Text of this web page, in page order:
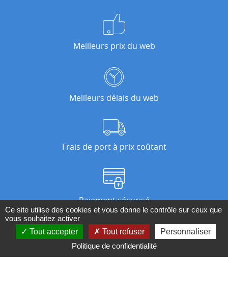
Meilleurs prix du web
Meilleurs délais du web
Frais de port à prix coûtant
Paiement sécurisé
Nos magasins
Ce site utilise des cookies et vous donne le contrôle sur ceux que
vous souhaitez activer
Tout accepter
Tout refuser
Personnaliser
Politique de confidentialité